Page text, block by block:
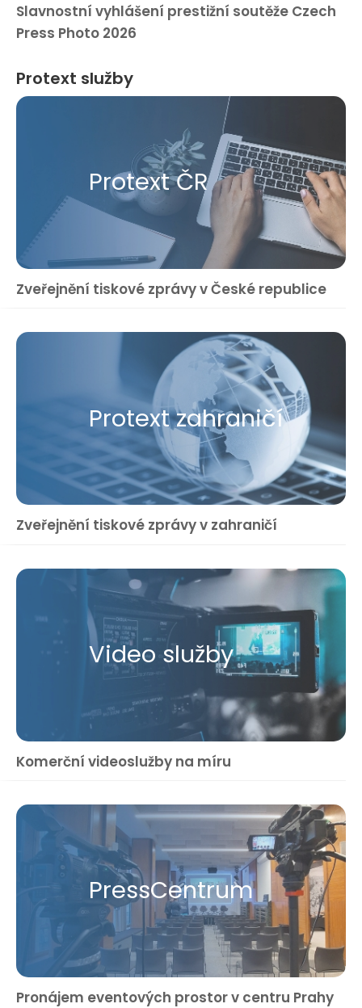
Slavnostní vyhlášení prestižní soutěže Czech
Press Photo 2026
Protext služby
Protext ČR
Zveřejnění tiskové zprávy v České republice
Protext zahraničí
Zveřejnění tiskové zprávy v zahraničí
Video služby
Komerční videoslužby na míru
Press​Centrum
Pronájem eventových prostor v centru Prahy